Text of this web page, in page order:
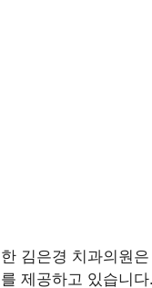
김은경 치과의원
제공하고 있습니